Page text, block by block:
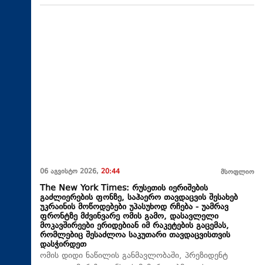
06 აგვისტო 2026, 20:44 მსოფლიო
The New York Times: რუსეთის იერიშების
გაძლიერების ფონზე, საჰაერო თავდაცვის შესახებ
უკრაინის მოწოდებები უპასუხოდ რჩება - უამრავ
ფრონტზე მძვინვარე ომის გამო, დასავლელი
მოკავშირეები ერიდებიან იმ რაკეტების გაცემას,
რომლებიც შესაძლოა საკუთარი თავდაცვისთვის
დასჭირდეთ
ომის დიდი ნაწილის განმავლობაში, პრეზიდენტ